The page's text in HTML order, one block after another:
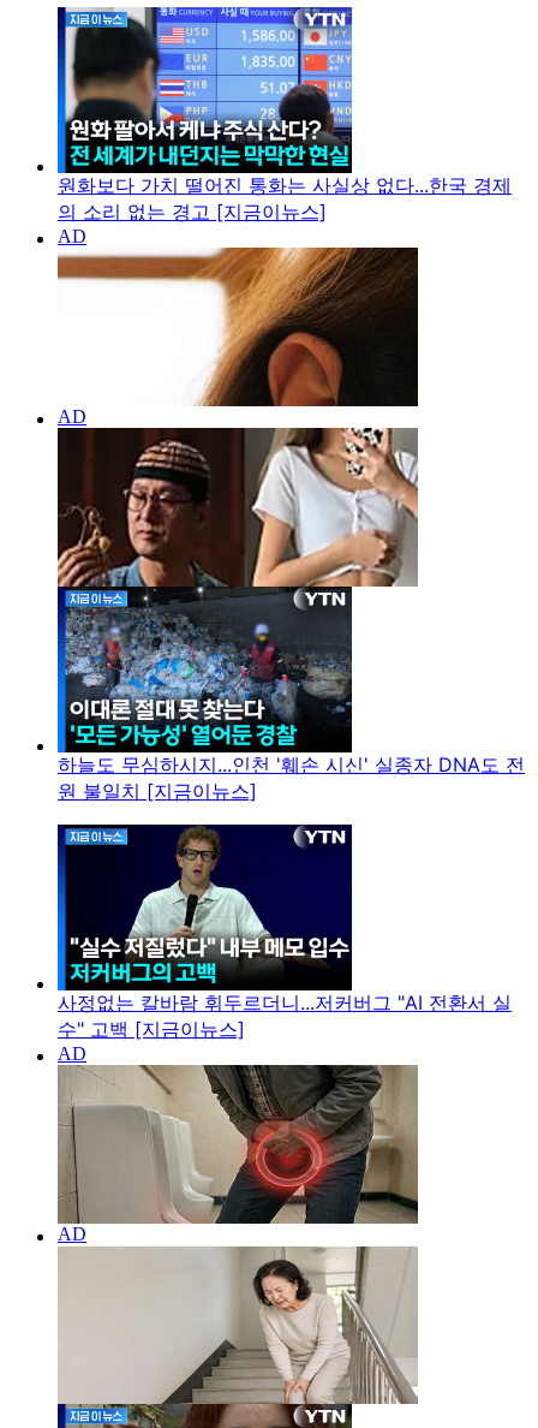
원화보다 가치 떨어진 통화는 사실상 없다...한국 경제
의 소리 없는 경고 [지금이뉴스]
하늘도 무심하시지...인천 '훼손 시신' 실종자 DNA도 전
원 불일치 [지금이뉴스]
사정없는 칼바람 휘두르더니...저커버그 "AI 전환서 실
수" 고백 [지금이뉴스]